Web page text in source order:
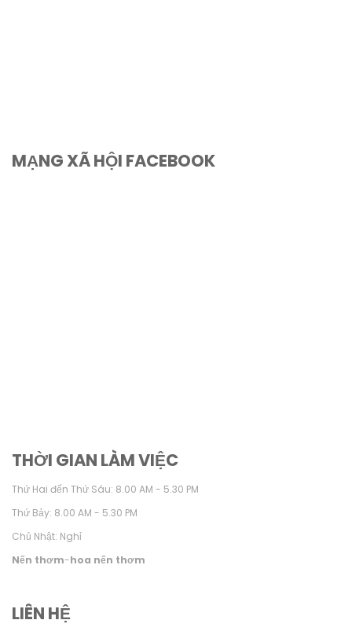
MẠNG XÃ HỘI FACEBOOK
THỜI GIAN LÀM VIỆC
Thứ Hai đến Thứ Sáu: 8.00 AM - 5.30 PM
Thứ Bảy: 8.00 AM - 5.30 PM
Chủ Nhật: Nghỉ
Nến thơm-hoa nến thơm
LIÊN HỆ